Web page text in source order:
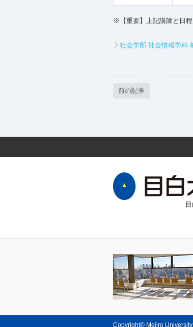
※【重要】上記講師と日程
社会学部 社会情報学科
前の記事
Copyright© Mejiro